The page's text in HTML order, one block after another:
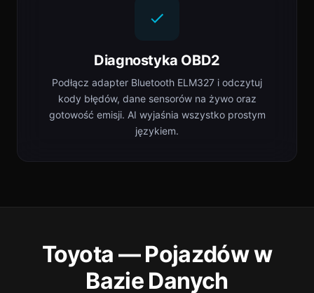
Diagnostyka OBD2
Podłącz adapter Bluetooth ELM327 i odczytuj
kody błędów, dane sensorów na żywo oraz
gotowość emisji. AI wyjaśnia wszystko prostym
językiem.
Toyota — Pojazdów w
Bazie Danych